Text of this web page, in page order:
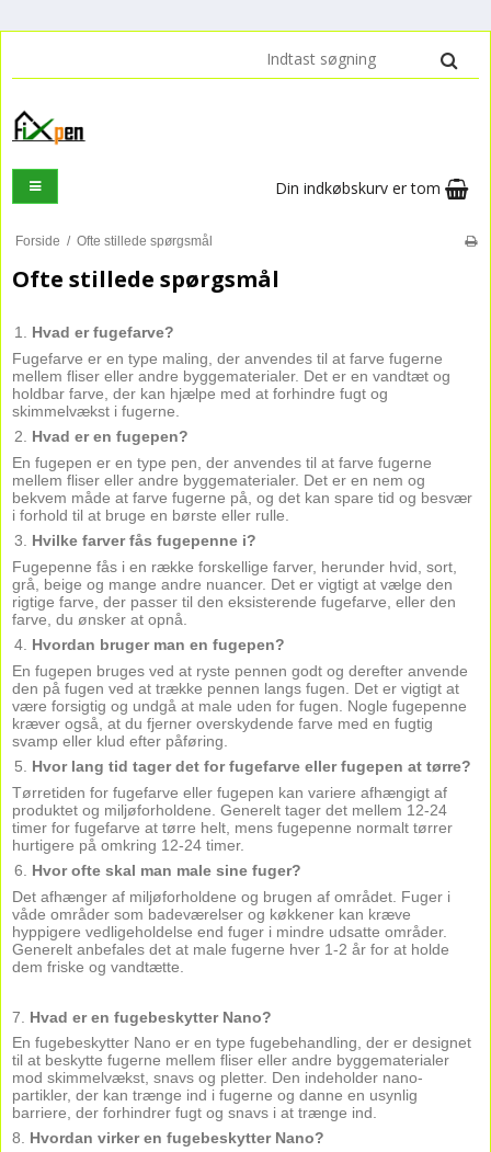
Din indkøbskurv er tom
Forside / Ofte stillede spørgsmål
Ofte stillede spørgsmål
Hvad er fugefarve?
Fugefarve er en type maling, der anvendes til at farve fugerne
mellem fliser eller andre byggematerialer. Det er en vandtæt og
holdbar farve, der kan hjælpe med at forhindre fugt og
skimmelvækst i fugerne.
Hvad er en fugepen?
En fugepen er en type pen, der anvendes til at farve fugerne
mellem fliser eller andre byggematerialer. Det er en nem og
bekvem måde at farve fugerne på, og det kan spare tid og besvær
i forhold til at bruge en børste eller rulle.
Hvilke farver fås fugepenne i?
Fugepenne fås i en række forskellige farver, herunder hvid, sort,
grå, beige og mange andre nuancer. Det er vigtigt at vælge den
rigtige farve, der passer til den eksisterende fugefarve, eller den
farve, du ønsker at opnå.
Hvordan bruger man en fugepen?
En fugepen bruges ved at ryste pennen godt og derefter anvende
den på fugen ved at trække pennen langs fugen. Det er vigtigt at
være forsigtig og undgå at male uden for fugen. Nogle fugepenne
kræver også, at du fjerner overskydende farve med en fugtig
svamp eller klud efter påføring.
Hvor lang tid tager det for fugefarve eller fugepen at tørre?
Tørretiden for fugefarve eller fugepen kan variere afhængigt af
produktet og miljøforholdene. Generelt tager det mellem 12-24
timer for fugefarve at tørre helt, mens fugepenne normalt tørrer
hurtigere på omkring 12-24 timer.
Hvor ofte skal man male sine fuger?
Det afhænger af miljøforholdene og brugen af området. Fuger i
våde områder som badeværelser og køkkener kan kræve
hyppigere vedligeholdelse end fuger i mindre udsatte områder.
Generelt anbefales det at male fugerne hver 1-2 år for at holde
dem friske og vandtætte.
7. Hvad er en fugebeskytter Nano?
En fugebeskytter Nano er en type fugebehandling, der er designet
til at beskytte fugerne mellem fliser eller andre byggematerialer
mod skimmelvækst, snavs og pletter. Den indeholder nano-
partikler, der kan trænge ind i fugerne og danne en usynlig
barriere, der forhindrer fugt og snavs i at trænge ind.
8. Hvordan virker en fugebeskytter Nano?